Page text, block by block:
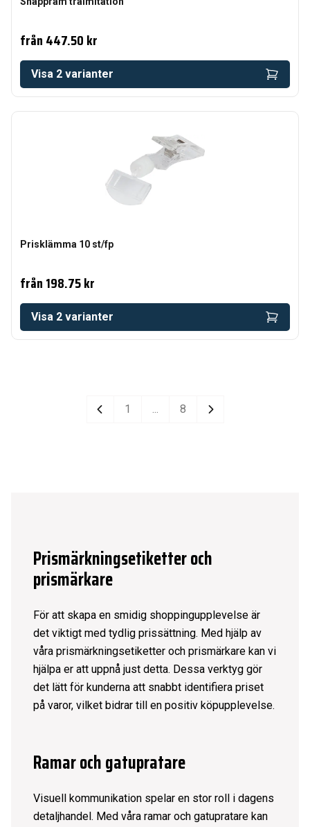
från447.50 kr
Visa 2 varianter
Prisklämma 10 st/fp
från198.75 kr
Visa 2 varianter
Previous
1 ... 8 Next
Prismärkningsetiketter och
prismärkare
För att skapa en smidig shoppingupplevelse är
det viktigt med tydlig prissättning. Med hjälp av
våra prismärkningsetiketter och prismärkare kan vi
hjälpa er att uppnå just detta. Dessa verktyg gör
det lätt för kunderna att snabbt identifiera priset
på varor, vilket bidrar till en positiv köpupplevelse.
Ramar och gatupratare
Visuell kommunikation spelar en stor roll i dagens
detaljhandel. Med våra ramar och gatupratare kan